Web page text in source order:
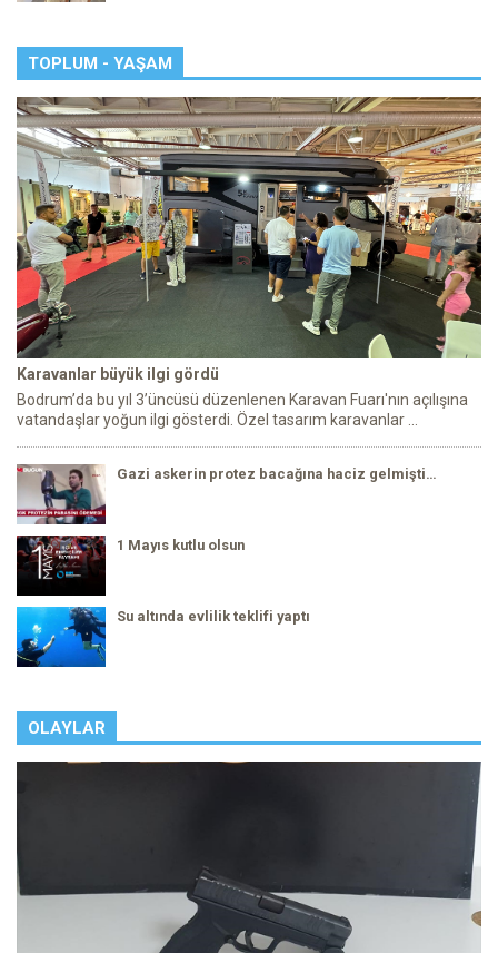
TOPLUM - YAŞAM
Karavanlar büyük ilgi gördü
Bodrum’da bu yıl 3’üncüsü düzenlenen Karavan Fuarı'nın açılışına
vatandaşlar yoğun ilgi gösterdi. Özel tasarım karavanlar ...
Gazi askerin protez bacağına haciz gelmişti…
1 Mayıs kutlu olsun
Su altında evlilik teklifi yaptı
OLAYLAR